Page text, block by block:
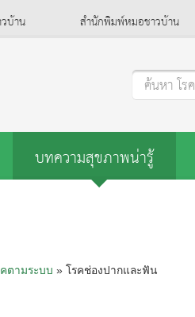
บ้าน สำนักพิมพ์หมอชาวบ้าน
ค้นหา โร
บทความสุขภาพน่ารู้
ตามระบบ » โรคช่องปากและฟัน